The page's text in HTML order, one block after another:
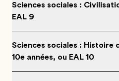
Sciences sociales :
EAL 9
Sciences sociales : Histoire
10e années, ou EAL 10